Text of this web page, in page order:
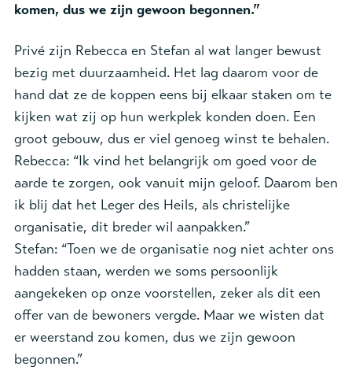
komen, dus we zijn gewoon begonnen.”
Privé zijn Rebecca en Stefan al wat langer bewust
bezig met duurzaamheid. Het lag daarom voor de
hand dat ze de koppen eens bij elkaar staken om te
kijken wat zij op hun werkplek konden doen. Een
groot gebouw, dus er viel genoeg winst te behalen.
Rebecca: “Ik vind het belangrijk om goed voor de
aarde te zorgen, ook vanuit mijn geloof. Daarom ben
ik blij dat het Leger des Heils, als christelijke
organisatie, dit breder wil aanpakken.”
Stefan: “Toen we de organisatie nog niet achter ons
hadden staan, werden we soms persoonlijk
aangekeken op onze voorstellen, zeker als dit een
offer van de bewoners vergde. Maar we wisten dat
er weerstand zou komen, dus we zijn gewoon
begonnen.”